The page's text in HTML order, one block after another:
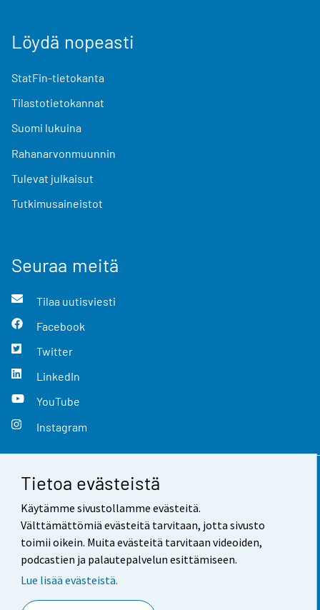
Tietoa evästeistä
Käytämme sivustollamme evästeitä.
Välttämättömiä evästeitä tarvitaan, jotta sivusto
toimii oikein. Muita evästeitä tarvitaan videoiden,
podcastien ja palautepalvelun esittämiseen.
Lue lisää evästeistä.
Löydä nopeasti
StatFin-tietokanta
Tilastotietokannat
Suomi lukuina
Rahanarvonmuunnin
Tulevat julkaisut
Tutkimusaineistot
Seuraa meitä
Tilaa uutisviesti
Facebook
Twitter
LinkedIn
YouTube
Instagram
Yhteystiedot
Palaute
Käyttöehdot
Saavutettavuus